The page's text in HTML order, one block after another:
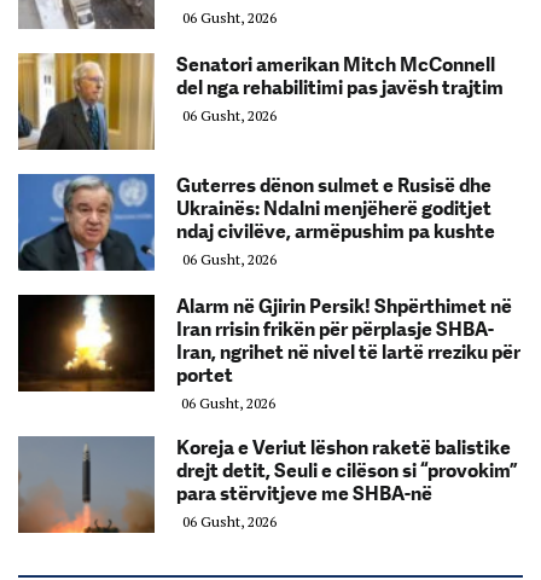
06 Gusht, 2026
Senatori amerikan Mitch McConnell
del nga rehabilitimi pas javësh trajtim
06 Gusht, 2026
Guterres dënon sulmet e Rusisë dhe
Ukrainës: Ndalni menjëherë goditjet
ndaj civilëve, armëpushim pa kushte
06 Gusht, 2026
Alarm në Gjirin Persik! Shpërthimet në
Iran rrisin frikën për përplasje SHBA-
Iran, ngrihet në nivel të lartë rreziku për
portet
06 Gusht, 2026
Koreja e Veriut lëshon raketë balistike
drejt detit, Seuli e cilëson si “provokim”
para stërvitjeve me SHBA-në
06 Gusht, 2026